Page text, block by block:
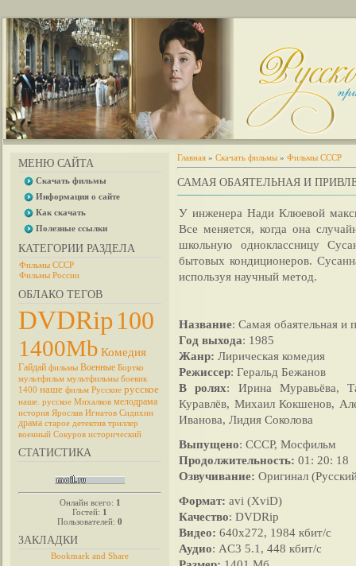
МЕНЮ САЙТА
Скачать фильмы
Информация о сайте
Как скачать
Полезные ссылки
КАТЕГОРИИ РАЗДЕЛА
Фильмы СССР
Фильмы России
ОБЛАКО ТЕГОВ
DVDRip100
1400Mb Комедия
Гайдай фильмы Военные Бортко
мультфильм мультфильмы боевик
1400 наше фильм Русские русское
наше. русское Михалков мелодрама
история Ярослав Игнатов Сидихин
драма старое детектив триллер
военный Сокуров исторический
СТАТИСТИКА
Онлайн всего: 1
Гостей: 1
Пользователей: 0
ЗАКЛАДКИ
Главная » Скачать фильмы » Фильмы СССР
САМАЯ ОБАЯТЕЛЬНАЯ И
У инженера Нади Клюевой
Все меняется, когда она
школьную одноклассницу
бытовых кондиционеров.
используя научный метод.
Название: Самая обаятельная и
Год выхода: 1985
Жанр: Лирическая комедия
Режиссер: Геральд Бежанов
В ролях: Ирина Муравьёва,
Куравлёв, Михаил Кокшенов,
Иванова, Лидия Соколова
Выпущено: СССР, Мосфильм
Продолжительность: 01: 20: 18
Озвучивание: Оригинал
Формат: avi (XviD)
Качество: DVDRip
Видео: 640x272, 1984 кбит/с
Аудио: AC3 5.1, 448 кбит/с